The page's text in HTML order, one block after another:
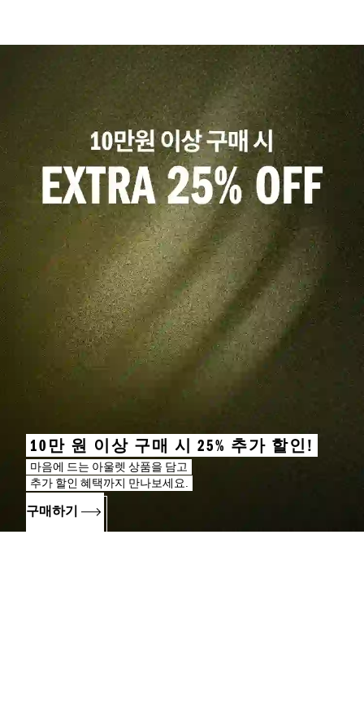
10만 원 이상 구매 시 25% 추가 할인!
마음에 드는 아울렛 상품을 담고
추가 할인 혜택까지 만나보세요.
구매하기